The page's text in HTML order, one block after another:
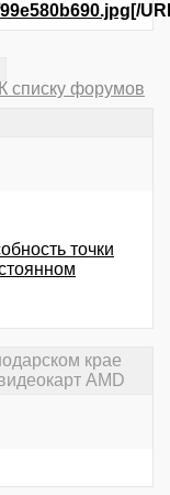
[/
К списку форумов
точки
крае
AMD